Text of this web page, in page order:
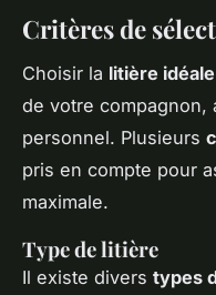
Critères de
Choisir la litière idéale
de votre
personnel. Plusieurs
pris en compte pour
maximale.
Type de litière
Il existe divers types